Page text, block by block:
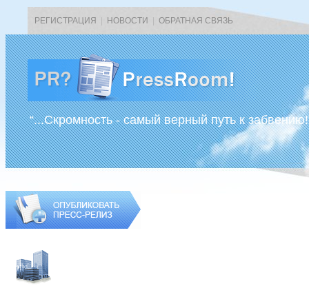
РЕГИСТРАЦИЯ НОВОСТИ ОБРАТНАЯ СВЯЗЬ
“...Скромность - самый верный путь к